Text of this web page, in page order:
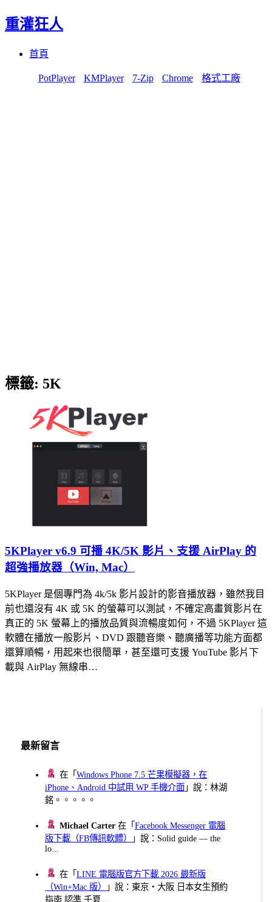
重灌狂人
首頁
PotPlayer KMPlayer 7-Zip Chrome 格式工廠
標籤: 5K
5KPlayer v6.9 可播 4K/5K 影片、支援 AirPlay 的
超強播放器（Win, Mac）
5KPlayer 是個專門為 4k/5k 影片設計的影音播放器，雖然我目
前也還沒有 4K 或 5K 的螢幕可以測試，不確定高畫質影片在
真正的 5K 螢幕上的播放品質與流暢度如何，不過 5KPlayer 這
軟體在播放一般影片、DVD 跟聽音樂、聽廣播等功能方面都
還算順暢，用起來也很簡單，甚至還可支援 YouTube 影片下
載與 AirPlay 無線串…
最新留言
在「Windows Phone 7.5 芒果模擬器，在
iPhone、Android 中試用 WP 手機介面 」說：林湖
銘。。。。。
Michael Carter 在「Facebook Messenger 電腦
版下載（FB傳訊軟體）
」說：Solid guide — the
lo...
在「LINE 電腦版官方下載 2026 最新版
（Win+Mac 版）
」說：東京・大阪 日本女生預約
指南 認準 千夏...